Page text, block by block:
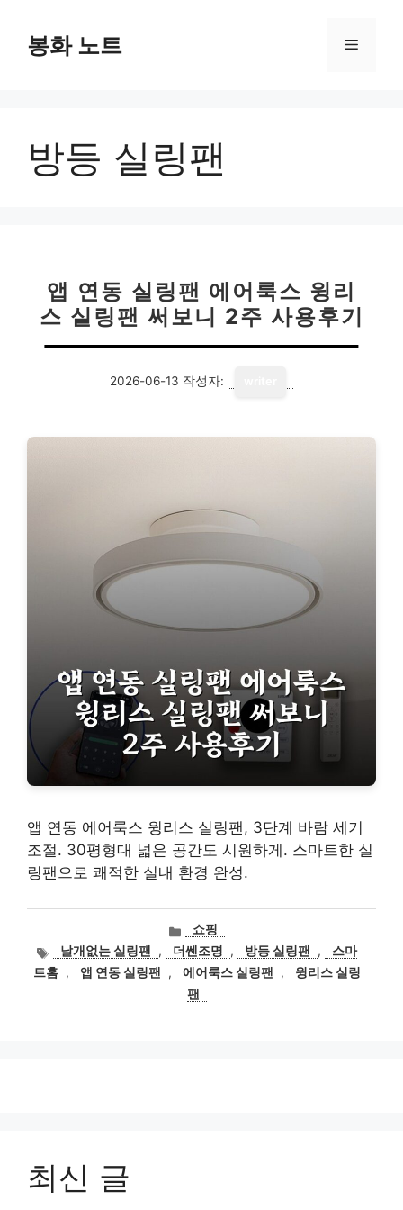
봉화 노트 메
방등 실링팬
앱 연동 실링팬 에어룩스 윙리
스 실링팬 써보니 2주 사용후기
2026-06-13 작성자:
앱 연동 에어룩스 윙리스 실링팬, 3단계 바람 세기
조절. 30평형대 넓은 공간도 시원하게. 스마트한 실
링팬으로 쾌적한 실내 환경 완성.
카
테
고
리
쇼핑
태
그
날개없는 실링팬 , 더쎈조명 , 방등 실링팬 ,
스마
트홈 , 앱 연동 실링팬 , 에어룩스 실링팬 ,
윙리스 실링
팬
최신 글